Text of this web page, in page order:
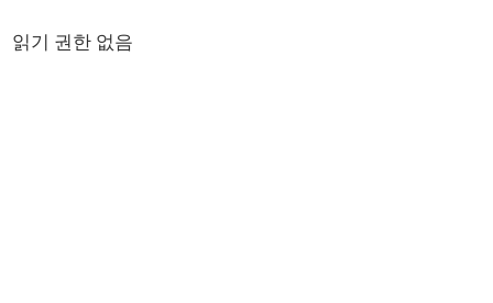
읽기 권한 없음